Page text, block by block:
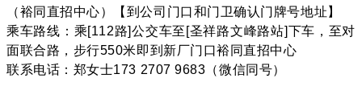
（裕同直招中心）【到公司门口和门卫确认门牌号地址】
乘车路线：乘[112路]公交车至[圣祥路文峰路站]下车，至对
面联合路，步行550米即到新厂门口裕同直招中心
联系电话：郑女士173 2707 9683（微信同号）